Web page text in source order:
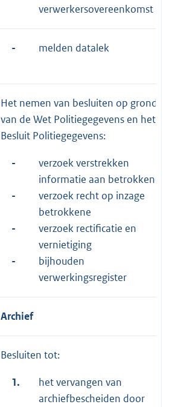
verwerkersovereenkomst
- melden datalek
Het nemen van besluiten op grond
van de Wet Politiegegevens en het
Besluit Politiegegevens:
-
verzoek verstrekken
informatie aan betrokkene
-
verzoek recht op inzage
betrokkene
-
verzoek rectificatie en
vernietiging
-
bijhouden
verwerkingsregister
Archief
Besluiten tot:
1.
het vervangen van
archiefbescheiden door